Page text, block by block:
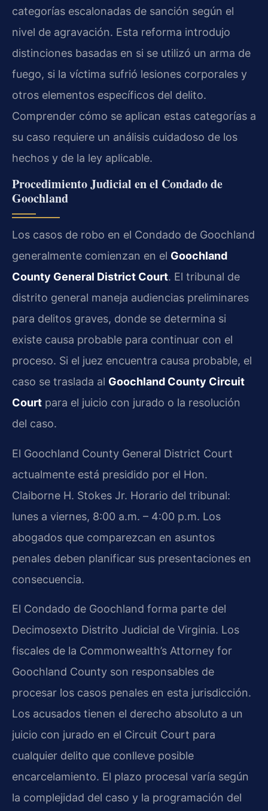
categorías escalonadas de sanción según el
nivel de agravación. Esta reforma introdujo
distinciones basadas en si se utilizó un arma de
fuego, si la víctima sufrió lesiones corporales y
otros elementos específicos del delito.
Comprender cómo se aplican estas categorías a
su caso requiere un análisis cuidadoso de los
hechos y de la ley aplicable.
Procedimiento Judicial en el Condado de
Goochland
Los casos de robo en el Condado de Goochland
generalmente comienzan en el Goochland
County General District Court. El tribunal de
distrito general maneja audiencias preliminares
para delitos graves, donde se determina si
existe causa probable para continuar con el
proceso. Si el juez encuentra causa probable, el
caso se traslada al Goochland County Circuit
Court para el juicio con jurado o la resolución
del caso.
El Goochland County General District Court
actualmente está presidido por el Hon.
Claiborne H. Stokes Jr. Horario del tribunal:
lunes a viernes, 8:00 a.m. – 4:00 p.m. Los
abogados que comparezcan en asuntos
penales deben planificar sus presentaciones en
consecuencia.
El Condado de Goochland forma parte del
Decimosexto Distrito Judicial de Virginia. Los
fiscales de la Commonwealth’s Attorney for
Goochland County son responsables de
procesar los casos penales en esta jurisdicción.
Los acusados tienen el derecho absoluto a un
juicio con jurado en el Circuit Court para
cualquier delito que conlleve posible
encarcelamiento. El plazo procesal varía según
la complejidad del caso y la programación del